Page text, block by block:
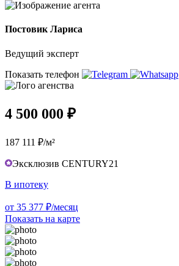
Постовик Лариса
Ведущий эксперт
Показать телефон
4 500 000 ₽
187 111 ₽/м²
Эксклюзив CENTURY21
В ипотеку
от 35 377 ₽/месяц
Показать на карте